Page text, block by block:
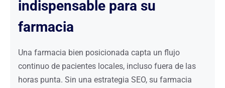
indispensable para su
farmacia
Una farmacia bien posicionada capta un flujo
continuo de pacientes locales, incluso fuera de las
horas punta. Sin una estrategia SEO, su farmacia